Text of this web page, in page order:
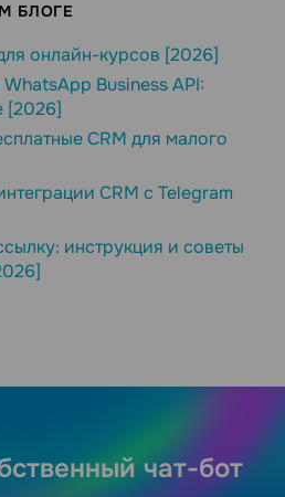
БЛОГЕ
онлайн-курсов [2026]
Business API:
[2026]
CRM для малого
CRM с Telegram
инструкция и советы
чат-бот